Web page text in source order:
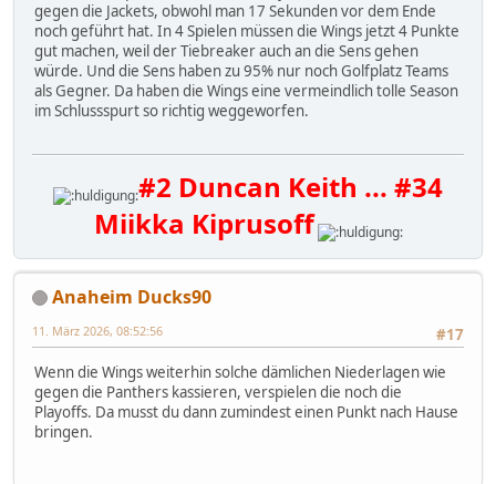
gegen die Jackets, obwohl man 17 Sekunden vor dem Ende
noch geführt hat. In 4 Spielen müssen die Wings jetzt 4 Punkte
gut machen, weil der Tiebreaker auch an die Sens gehen
würde. Und die Sens haben zu 95% nur noch Golfplatz Teams
als Gegner. Da haben die Wings eine vermeindlich tolle Season
im Schlussspurt so richtig weggeworfen.
#2 Duncan Keith ... #34
Miikka Kiprusoff
Anaheim Ducks90
#17
11. März 2026, 08:52:56
Wenn die Wings weiterhin solche dämlichen Niederlagen wie
gegen die Panthers kassieren, verspielen die noch die
Playoffs. Da musst du dann zumindest einen Punkt nach Hause
bringen.